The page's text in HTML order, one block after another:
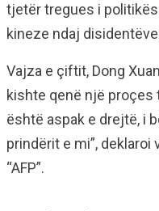
tjetër tregues i
kineze ndaj
Vajza e çiftit, Dong
kishte qenë një proçes
është aspak e drejtë, i
prindërit e mi”,
“AFP”.